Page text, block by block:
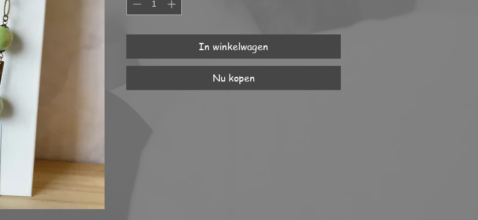
In winkelwagen
Nu kopen